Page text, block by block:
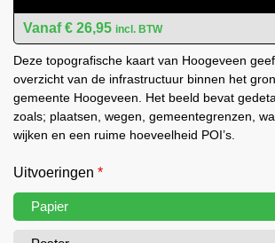
€ 26,95 incl. BTW
Deze topografische kaart van Hoogeveen
overzicht van de infrastructuur binnen het
gemeente Hoogeveen. Het beeld bevat
zoals; plaatsen, wegen, gemeentegrenzen,
wijken en een ruime hoeveelheid POI’s.
Uitvoeringen *
Papier